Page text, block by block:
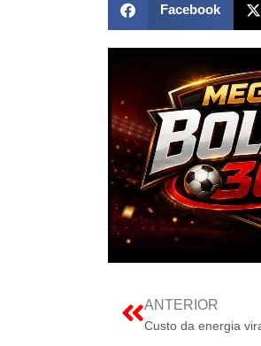
Facebook
ANTERIOR